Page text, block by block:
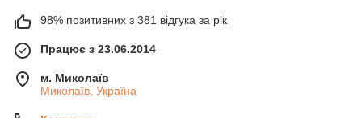
98% позитивних з 381 відгука за рік
Працює з 23.06.2014
м. Миколаїв
Миколаїв, Україна